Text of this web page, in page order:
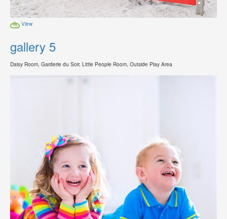
View
gallery 5
Daisy Room, Garderie du Soir, Little People Room, Outside Play Area